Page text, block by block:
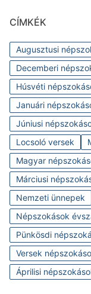
CÍMKÉK
Augusztusi
Decemberi
Húsvéti
Januári
Júniusi
Locsoló versek
Magyar
Márciusi
Nemzeti ünnepek
Népszokások
Pünkösdi
Versek
Áprilisi